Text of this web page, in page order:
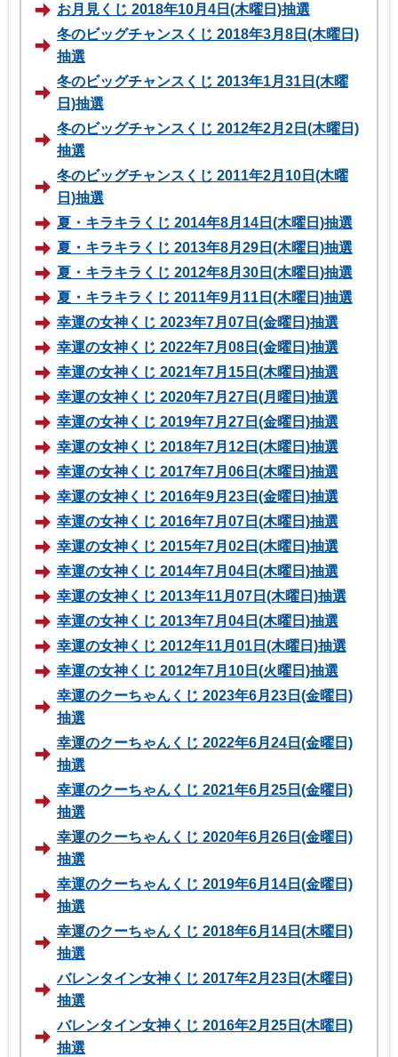
お月見くじ 2018年10月4日(木曜日)抽選
冬のビッグチャンスくじ 2018年3月8日(木曜日)
抽選
冬のビッグチャンスくじ 2013年1月31日(木曜
日)抽選
冬のビッグチャンスくじ 2012年2月2日(木曜日)
抽選
冬のビッグチャンスくじ 2011年2月10日(木曜
日)抽選
夏・キラキラくじ 2014年8月14日(木曜日)抽選
夏・キラキラくじ 2013年8月29日(木曜日)抽選
夏・キラキラくじ 2012年8月30日(木曜日)抽選
夏・キラキラくじ 2011年9月11日(木曜日)抽選
幸運の女神くじ 2023年7月07日(金曜日)抽選
幸運の女神くじ 2022年7月08日(金曜日)抽選
幸運の女神くじ 2021年7月15日(木曜日)抽選
幸運の女神くじ 2020年7月27日(月曜日)抽選
幸運の女神くじ 2019年7月27日(金曜日)抽選
幸運の女神くじ 2018年7月12日(木曜日)抽選
幸運の女神くじ 2017年7月06日(木曜日)抽選
幸運の女神くじ 2016年9月23日(金曜日)抽選
幸運の女神くじ 2016年7月07日(木曜日)抽選
幸運の女神くじ 2015年7月02日(木曜日)抽選
幸運の女神くじ 2014年7月04日(木曜日)抽選
幸運の女神くじ 2013年11月07日(木曜日)抽選
幸運の女神くじ 2013年7月04日(木曜日)抽選
幸運の女神くじ 2012年11月01日(木曜日)抽選
幸運の女神くじ 2012年7月10日(火曜日)抽選
幸運のクーちゃんくじ 2023年6月23日(金曜日)
抽選
幸運のクーちゃんくじ 2022年6月24日(金曜日)
抽選
幸運のクーちゃんくじ 2021年6月25日(金曜日)
抽選
幸運のクーちゃんくじ 2020年6月26日(金曜日)
抽選
幸運のクーちゃんくじ 2019年6月14日(金曜日)
抽選
幸運のクーちゃんくじ 2018年6月14日(木曜日)
抽選
バレンタイン女神くじ 2017年2月23日(木曜日)
抽選
バレンタイン女神くじ 2016年2月25日(木曜日)
抽選